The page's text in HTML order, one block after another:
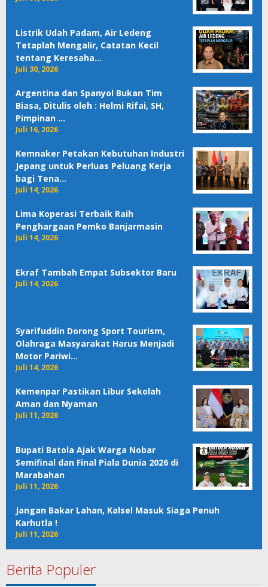
Listrik Udah Padam, Air Ledeng
Tetaplah Mengalir, Catatan Kecil
tentang Keresaha…
Juli 30, 2026
Argentina dan Spanyol Bukan Tim
Biasa, Ditulis oleh : Helmi Rifai, SH,
Pimpinan …
Juli 16, 2026
Kemnaker Petakan Kebutuhan Industri
Jepang untuk Perluas Peluang Kerja
bagi Tena…
Juli 14, 2026
Lima Koperasi Terbaik Raih
Penghargaan Pemko Banjarmasin
Juli 14, 2026
Ekraf Tambah Empat Subsektor Baru
Juli 14, 2026
Syarifuddin Dorong Sport Tourism,
Olahraga Masyarakat Harus Menjadi
Motor Pariwi…
Juli 14, 2026
Kemenpar Pastikan Libur Sekolah
Aman dan Nyaman
Juli 11, 2026
Bupati Batola Ajak Warga Nobar
Semifinal dan Final Piala Dunia 2026 di
Marabahan
Juli 11, 2026
Jangan Bakar Lahan, Kalsel Masuk Siaga Penuh
Karhutla !
Juli 11, 2026
Berita Populer